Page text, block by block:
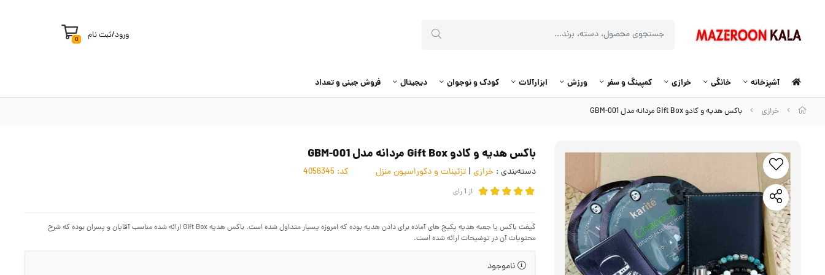
ورود/ثبت نام 0
آشپزخانه خانگی خرازی کمپینگ و سفر ورزش ابزارآلات کودک و نوجوان دیجیتال فروش جینی و تعداد
خرازی باکس هدیه و کادو Gift Box مردانه مدل GBM-001
باکس هدیه و کادو Gift Box مردانه مدل GBM-001
دسته‌بندی : خرازی | تزئینات و دکوراسیون منزل کد:
از 1رای
گیفت باکس یا جعبه هدیه پکیج های آماده برای دادن هدیه بوده که امروزه یسیار متداول شده است. باکس هدیه Gift Box ارائه شده مناسب آقایان و پسران بوده که شرح
محتویات آن در توضیحات ارائه شده است.
ناموجود